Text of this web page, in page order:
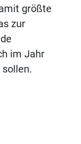
größte
zur
im Jahr